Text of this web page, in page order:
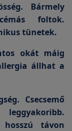
Bármely
foltok.
tünetek.
okát máig
állhat a
Csecsemő
távon